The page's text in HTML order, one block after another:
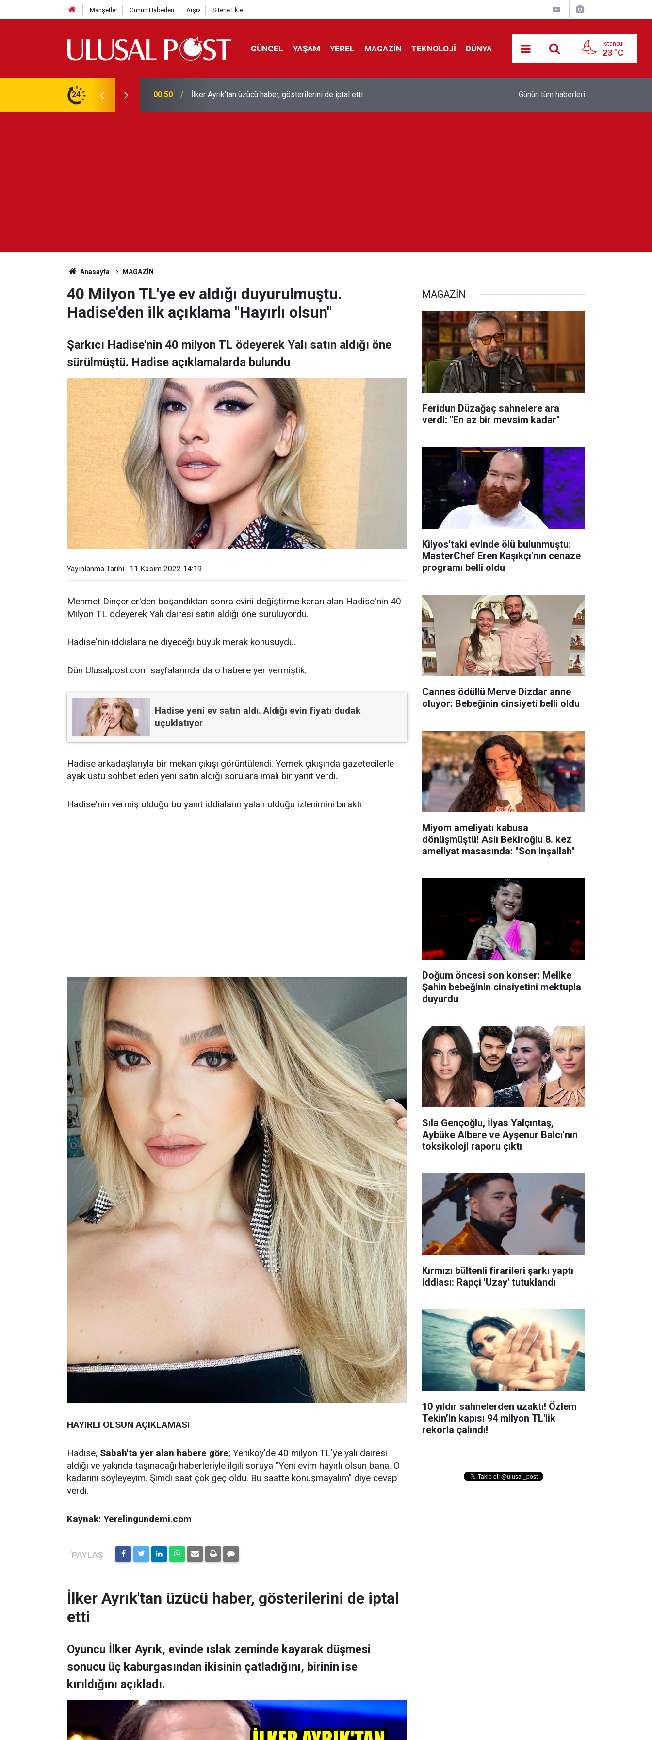
Manşetler Günün Haberleri Arşiv Sitene Ekle
GÜNCEL YAŞAM YEREL MAGAZİN TEKNOLOJİ DÜNYA İstanbul
23 °C
24 00:39
Liverpool efsanesi Mısırlı yıldız Mohamed Salah Trabzonspor ile anlaştı!
Yarın geliyor
Feridun Düzağaç sahnelere ara verdi: ''En az
Günün tüm haberleri
Anasayfa MAGAZİN
40 Milyon TL'ye ev aldığı duyurulmuştu.
Hadise'den ilk açıklama "Hayırlı olsun"
Şarkıcı Hadise'nin 40 milyon TL ödeyerek Yalı satın aldığı öne
sürülmüştü. Hadise açıklamalarda bulundu
Yayınlanma Tarihi : 11 Kasım 2022 14:19
Mehmet Dinçerler'den boşandıktan sonra evini değiştirme kararı alan Hadise'nin 40
Milyon TL ödeyerek Yalı dairesi satın aldığı öne sürülüyordu.
Hadise'nin iddialara ne diyeceği büyük merak konusuydu.
Dün Ulusalpost.com sayfalarında da o habere yer vermiştik.
Hadise yeni ev satın aldı. Aldığı evin fiyatı dudak
uçuklatıyor
Hadise arkadaşlarıyla bir mekan çıkışı görüntülendi. Yemek çıkışında gazetecilerle
ayak üstü sohbet eden yeni satın aldığı sorulara imalı bir yanıt verdi.
Hadise'nin vermiş olduğu bu yanıt iddiaların yalan olduğu izlenimini bıraktı
HAYIRLI OLSUN AÇIKLAMASI
Hadise, Sabah'ta yer alan habere göre; Yeniköy'de 40 milyon TL'ye yalı dairesi
aldığı ve yakında taşınacağı haberleriyle ilgili soruya "Yeni evim hayırlı olsun bana. O
kadarını söyleyeyim. Şimdi saat çok geç oldu. Bu saatte konuşmayalım" diye cevap
verdi.
Kaynak: Yerelingundemi.com
İlker Ayrık'tan üzücü haber, gösterilerini de iptal
etti
Oyuncu İlker Ayrık, evinde ıslak zeminde kayarak düşmesi
sonucu üç kaburgasından ikisinin çatladığını, birinin ise
kırıldığını açıkladı.
MAGAZİN
Feridun Düzağaç sahnelere ara
verdi: ''En az bir mevsim kadar''
Kilyos'taki evinde ölü bulunmuştu:
MasterChef Eren Kaşıkçı'nın cenaze
programı belli oldu
Cannes ödüllü Merve Dizdar anne
oluyor: Bebeğinin cinsiyeti belli oldu
Miyom ameliyatı kabusa
dönüşmüştü! Aslı Bekiroğlu 8. kez
ameliyat masasında: ''Son inşallah''
Doğum öncesi son konser: Melike
Şahin bebeğinin cinsiyetini mektupla
duyurdu
Sıla Gençoğlu, İlyas Yalçıntaş,
Aybüke Albere ve Ayşenur Balcı'nın
toksikoloji raporu çıktı
Kırmızı bültenli firarileri şarkı yaptı
iddiası: Rapçi 'Uzay' tutuklandı
10 yıldır sahnelerden uzaktı! Özlem
Tekin’in kapısı 94 milyon TL'lik
rekorla çalındı!